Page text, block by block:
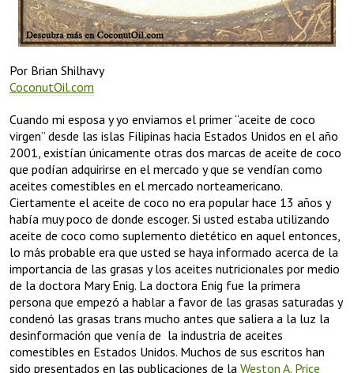
Por Brian Shilhavy
CoconutOil.com
Cuando mi esposa y yo enviamos el primer “aceite de coco
virgen” desde las islas Filipinas hacia Estados Unidos en el año
2001, existían únicamente otras dos marcas de aceite de coco
que podían adquirirse en el mercado y que se vendían como
aceites comestibles en el mercado norteamericano.
Ciertamente el aceite de coco no era popular hace 13 años y
había muy poco de donde escoger. Si usted estaba utilizando
aceite de coco como suplemento dietético en aquel entonces,
lo más probable era que usted se haya informado acerca de la
importancia de las grasas y los aceites nutricionales por medio
de la doctora Mary Enig. La doctora Enig fue la primera
persona que empezó a hablar a favor de las grasas saturadas y
condenó las grasas trans mucho antes que saliera a la luz la
desinformación que venía de la industria de aceites
comestibles en Estados Unidos. Muchos de sus escritos han
sido presentados en las publicaciones de la Weston A. Price